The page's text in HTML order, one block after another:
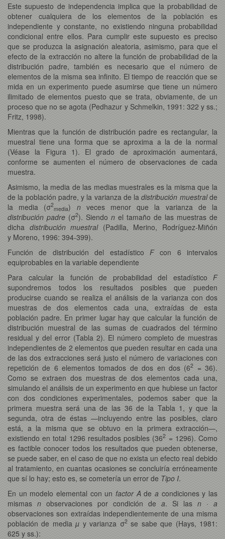
Este supuesto de independencia implica que la probabilidad de
obtener cualquiera de los elementos de la población es
independiente y constante, no existiendo ninguna probabilidad
condicional entre ellos. Para cumplir este supuesto es preciso
que se produzca la asignación aleatoria, asimismo, para que el
efecto de la extracción no altere la función de probabilidad de la
distribución padre, también es necesario que el número de
elementos de la misma sea infinito. El tiempo de reacción que se
mida en un experimento puede asumirse que tiene un número
ilimitado de elementos puesto que se trata, obviamente, de un
proceso que no se agota (Pedhazur y Schmelkin, 1991: 322 y ss.;
Fritz, 1998).
Mientras que la función de distribución padre es rectangular, la
muestral tiene una forma que se aproxima a la de la normal
(Véase la Figura 1). El grado de aproximación aumentará,
conforme se aumenten el número de observaciones de cada
muestra.
Asimismo, la media de las medias muestrales es la misma que la
de la población padre, y la varianza de ladistribución muestralde
la media (σ2
media) nveces menor que la varianza de la
distribución padre (σ2). Siendo n el tamaño de las muestras de
dicha distribución muestral (Padilla, Merino, Rodríguez-Miñón
y Moreno, 1996: 394-399).
Función de distribución del estadístico Fcon 6 intervalos
equiprobables en la variable dependiente
Para calcular la función de probabilidad del estadístico F
supondremos todos los resultados posibles que pueden
producirse cuando se realiza el análisis de la varianza con dos
muestras de dos elementos cada una, extraídas de esta
población padre. En primer lugar hay que calcular la función de
distribución muestral de las sumas de cuadrados del término
residual y del error (Tabla 2). El número completo de muestras
independientes de 2 elementos que pueden resultar en cada una
de las dos extracciones será justo el número de variaciones con
repetición de 6 elementos tomados de dos en dos (62 = 36).
Como se extraen dos muestras de dos elementos cada una,
simulando el análisis de un experimento en que hubiese un factor
con dos condiciones experimentales, podemos saber que la
primera muestra será una de las 36 de la Tabla 1, y que la
segunda, otra de éstas —incluyendo entre las posibles, claro
está, a la misma que se obtuvo en la primera extracción—,
existiendo en total 1296 resultados posibles (362 = 1296). Como
es factible conocer todos los resultados que pueden obtenerse,
se puede saber, en el caso de que no exista un efecto real debido
al tratamiento, en cuantas ocasiones se concluiría erróneamente
que sí lo hay; esto es, se cometería un error de Tipo I.
En un modelo elemental con un factor Adea condiciones y las
mismas n observaciones por condición de a. Si las n · a
observaciones son extraídas independientemente de una misma
población de mediaµ y varianza σ2se sabe que (Hays, 1981:
625 y ss.):